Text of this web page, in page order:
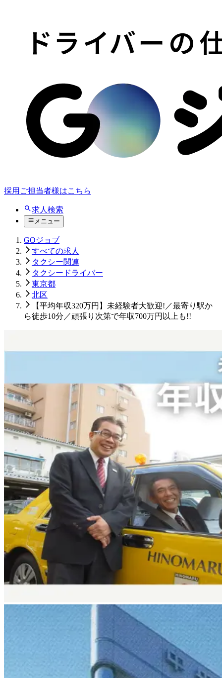
採用ご担当者様はこちら
求人検索
メニュー
GOジョブ
すべての求人
タクシー関連
タクシードライバー
東京都
北区
【平均年収320万円】未経験者大歓迎!／最寄り駅か
ら徒歩10分／頑張り次第で年収700万円以上も!!